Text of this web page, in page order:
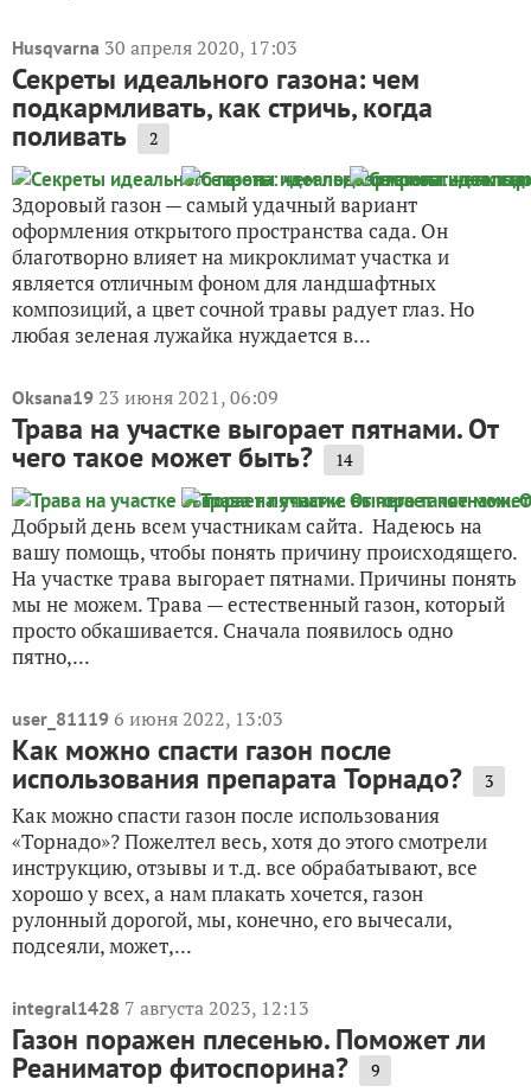
Husqvarna 30 апреля 2020, 17:03
Секреты идеального газона: чем
подкармливать, как стричь, когда
поливать 2
Здоровый газон — самый удачный вариант
оформления открытого пространства сада. Он
благотворно влияет на микроклимат участка и
является отличным фоном для ландшафтных
композиций, а цвет сочной травы радует глаз. Но
любая зеленая лужайка нуждается в...
Oksana19 23 июня 2021, 06:09
Трава на участке выгорает пятнами. От
чего такое может быть? 14
Добрый день всем участникам сайта. Надеюсь на
вашу помощь, чтобы понять причину происходящего.
На участке трава выгорает пятнами. Причины понять
мы не можем. Трава — естественный газон, который
просто обкашивается. Сначала появилось одно
пятно,...
user_81119 6 июня 2022, 13:03
Как можно спасти газон после
использования препарата Торнадо? 3
Как можно спасти газон после использования
«Торнадо»? Пожелтел весь, хотя до этого смотрели
инструкцию, отзывы и т.д. все обрабатывают, все
хорошо у всех, а нам плакать хочется, газон
рулонный дорогой, мы, конечно, его вычесали,
подсеяли, может,...
integral1428 7 августа 2023, 12:13
Газон поражен плесенью. Поможет ли
Реаниматор фитоспорина? 9